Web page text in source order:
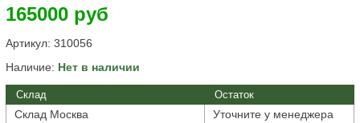
165000 руб
Артикул: 310056
Наличие: Нет в наличии
Склад Остаток
Склад Москва
Уточните у менеджера